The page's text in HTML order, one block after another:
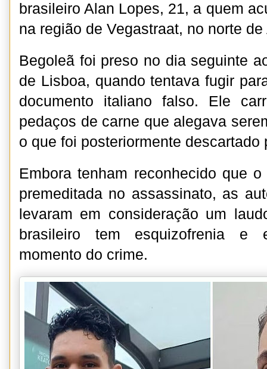
brasileiro Alan Lopes, 21, a quem
na região de Vegastraat, no norte
Begoleã foi preso no dia seguinte
de Lisboa, quando tentava fugir
documento italiano falso. Ele
pedaços de carne que alegava
o que foi posteriormente descartado
Embora tenham reconhecido que
premeditada no assassinato, as
levaram em consideração um
brasileiro tem esquizofrenia e
momento do crime.